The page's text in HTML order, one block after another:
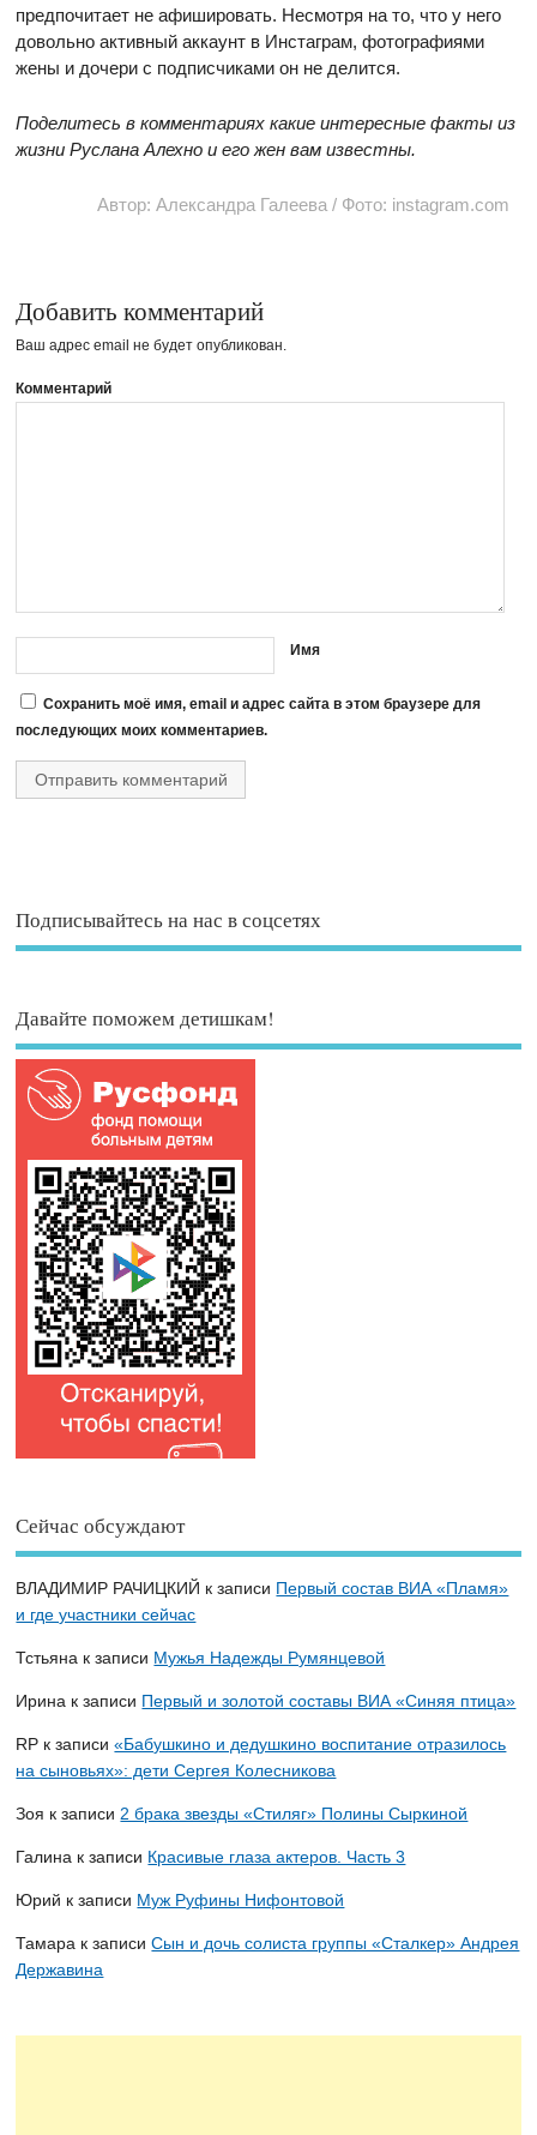
предпочитает не афишировать. Несмотря на то, что у него
довольно активный аккаунт в Инстаграм, фотографиями
жены и дочери с подписчиками он не делится.
Поделитесь в комментариях какие интересные факты из
жизни Руслана Алехно и его жен вам известны.
Автор: Александра Галеева / Фото: instagram.com
Добавить комментарий
Ваш адрес email не будет опубликован.
Комментарий
Имя
Сохранить моё имя, email и адрес сайта в этом браузере для
последующих моих комментариев.
Подписывайтесь на нас в соцсетях
Давайте поможем детишкам!
Сейчас обсуждают
ВЛАДИМИР РАЧИЦКИЙ к записи Первый состав ВИА «Пламя»
и где участники сейчас
Тстьяна к записи Мужья Надежды Румянцевой
Ирина к записи Первый и золотой составы ВИА «Синяя птица»
RP к записи«Бабушкино и дедушкино воспитание отразилось
на сыновьях»: дети Сергея Колесникова
Зоя к записи 2 брака звезды «Стиляг» Полины Сыркиной
Галина к записи Красивые глаза актеров. Часть 3
Юрий к записи Муж Руфины Нифонтовой
Тамара к записиСын и дочь солиста группы «Сталкер» Андрея
Державина